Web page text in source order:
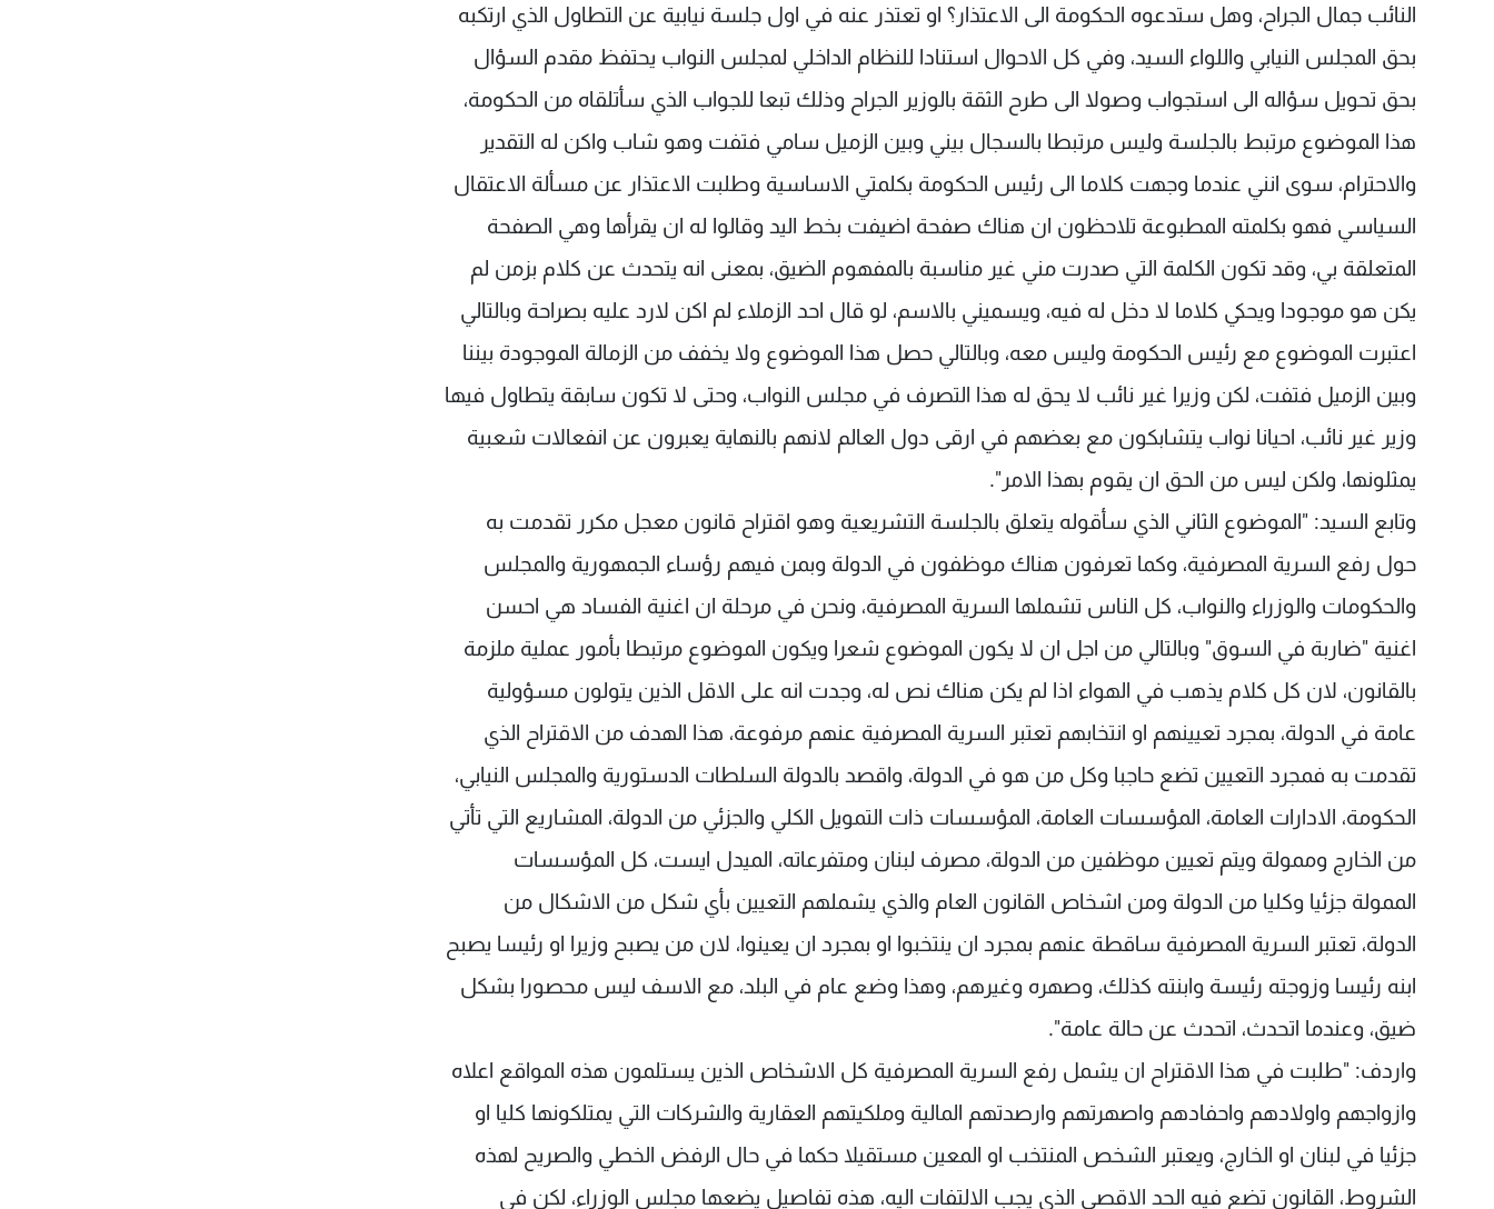
النائب جمال الجراح، وهل ستدعوه الحكومة الى الاعتذار؟ او تعتذر عنه في اول جلسة نيابية عن التطاول الذي ارتكبه
بحق المجلس النيابي واللواء السيد، وفي كل الاحوال استنادا للنظام الداخلي لمجلس النواب يحتفظ مقدم السؤال
بحق تحويل سؤاله الى استجواب وصولا الى طرح الثقة بالوزير الجراح وذلك تبعا للجواب الذي سأتلقاه من الحكومة،
هذا الموضوع مرتبط بالجلسة وليس مرتبطا بالسجال بيني وبين الزميل سامي فتفت وهو شاب واكن له التقدير
والاحترام، سوى انني عندما وجهت كلاما الى رئيس الحكومة بكلمتي الاساسية وطلبت الاعتذار عن مسألة الاعتقال
السياسي فهو بكلمته المطبوعة تلاحظون ان هناك صفحة اضيفت بخط اليد وقالوا له ان يقرأها وهي الصفحة
المتعلقة بي، وقد تكون الكلمة التي صدرت مني غير مناسبة بالمفهوم الضيق، بمعنى انه يتحدث عن كلام بزمن لم
يكن هو موجودا ويحكي كلاما لا دخل له فيه، ويسميني بالاسم، لو قال احد الزملاء لم اكن لارد عليه بصراحة وبالتالي
اعتبرت الموضوع مع رئيس الحكومة وليس معه، وبالتالي حصل هذا الموضوع ولا يخفف من الزمالة الموجودة بيننا
وبين الزميل فتفت، لكن وزيرا غير نائب لا يحق له هذا التصرف في مجلس النواب، وحتى لا تكون سابقة يتطاول فيها
وزير غير نائب، احيانا نواب يتشابكون مع بعضهم في ارقى دول العالم لانهم بالنهاية يعبرون عن انفعالات شعبية
يمثلونها، ولكن ليس من الحق ان يقوم بهذا الامر".
وتابع السيد: "الموضوع الثاني الذي سأقوله يتعلق بالجلسة التشريعية وهو اقتراح قانون معجل مكرر تقدمت به
حول رفع السرية المصرفية، وكما تعرفون هناك موظفون في الدولة وبمن فيهم رؤساء الجمهورية والمجلس
والحكومات والوزراء والنواب، كل الناس تشملها السرية المصرفية، ونحن في مرحلة ان اغنية الفساد هي احسن
اغنية "ضاربة في السوق" وبالتالي من اجل ان لا يكون الموضوع شعرا ويكون الموضوع مرتبطا بأمور عملية ملزمة
بالقانون، لان كل كلام يذهب في الهواء اذا لم يكن هناك نص له، وجدت انه على الاقل الذين يتولون مسؤولية
عامة في الدولة، بمجرد تعيينهم او انتخابهم تعتبر السرية المصرفية عنهم مرفوعة، هذا الهدف من الاقتراح الذي
تقدمت به فمجرد التعيين تضع حاجبا وكل من هو في الدولة، واقصد بالدولة السلطات الدستورية والمجلس النيابي،
الحكومة، الادارات العامة، المؤسسات العامة، المؤسسات ذات التمويل الكلي والجزئي من الدولة، المشاريع التي تأتي
من الخارج وممولة ويتم تعيين موظفين من الدولة، مصرف لبنان ومتفرعاته، الميدل ايست، كل المؤسسات
الممولة جزئيا وكليا من الدولة ومن اشخاص القانون العام والذي يشملهم التعيين بأي شكل من الاشكال من
الدولة، تعتبر السرية المصرفية ساقطة عنهم بمجرد ان ينتخبوا او بمجرد ان يعينوا، لان من يصبح وزيرا او رئيسا يصبح
ابنه رئيسا وزوجته رئيسة وابنته كذلك، وصهره وغيرهم، وهذا وضع عام في البلد، مع الاسف ليس محصورا بشكل
ضيق، وعندما اتحدث، اتحدث عن حالة عامة".
واردف: "طلبت في هذا الاقتراح ان يشمل رفع السرية المصرفية كل الاشخاص الذين يستلمون هذه المواقع اعلاه
وازواجهم واولادهم واحفادهم واصهرتهم وارصدتهم المالية وملكيتهم العقارية والشركات التي يمتلكونها كليا او
جزئيا في لبنان او الخارج، ويعتبر الشخص المنتخب او المعين مستقيلا حكما في حال الرفض الخطي والصريح لهذه
الشروط، القانون تضع فيه الحد الاقصى الذي يجب الالتفات اليه، هذه تفاصيل يضعها مجلس الوزراء، لكن في